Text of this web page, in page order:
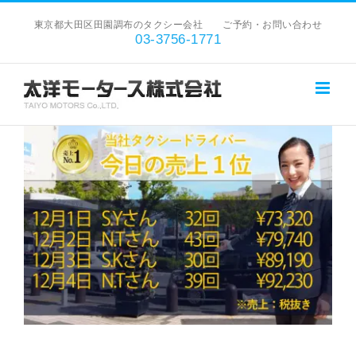
東京都大田区田園調布のタクシー会社 ご予約・お問い合わせ
03-3756-1771
Larger
Image